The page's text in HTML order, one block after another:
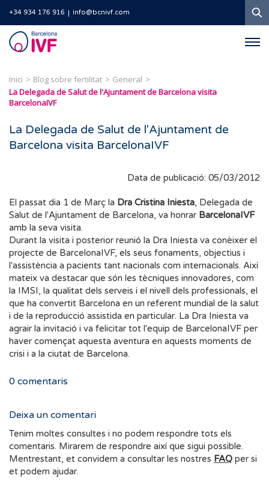
+34 934 176 916 info@bcnivf.com
Barcelona
IVF
Inici Blog sobre fertilitat
General
La Delegada de Salut de l'Ajuntament de Barcelona visita
BarcelonaIVF
La Delegada de Salut de l'Ajuntament de
Barcelona visita BarcelonaIVF
Data de publicació: 05/03/2012
El passat dia 1 de Març la Dra Cristina Iniesta, Delegada de
Salut de l'Ajuntament de Barcelona, va honrar BarcelonaIVF
amb la seva visita.
Durant la visita i posterior reunió la Dra Iniesta va conèixer el
projecte de BarcelonaIVF, els seus fonaments, objectius i
l'assistència a pacients tant nacionals com internacionals. Així
mateix va destacar que són les tècniques innovadores, com
la IMSI, la qualitat dels serveis i el nivell dels professionals, el
que ha convertit Barcelona en un referent mundial de la salut
i de la reproducció assistida en particular. La Dra Iniesta va
agrair la invitació i va felicitar tot l'equip de BarcelonaIVF per
haver començat aquesta aventura en aquests moments de
crisi i a la ciutat de Barcelona.
0 comentaris
Deixa un comentari
Tenim moltes consultes i no podem respondre tots els
comentaris. Mirarem de respondre així que sigui possible.
Mentrestant, et convidem a consultar les nostres FAQ per si
et podem ajudar.